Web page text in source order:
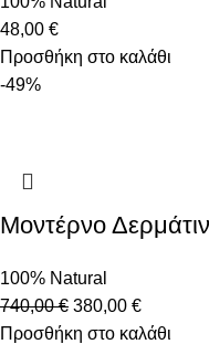
48,00 €
Προσθήκη στο καλάθι
-49%
Μοντέρνο
100% Natural
740,00€ 380,00 €
Προσθήκη στο καλάθι